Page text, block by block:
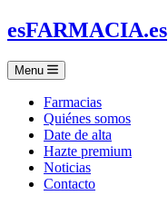
esFARMACIA.es
Menu
Farmacias
Quiénes somos
Date de alta
Hazte premium
Noticias
Contacto